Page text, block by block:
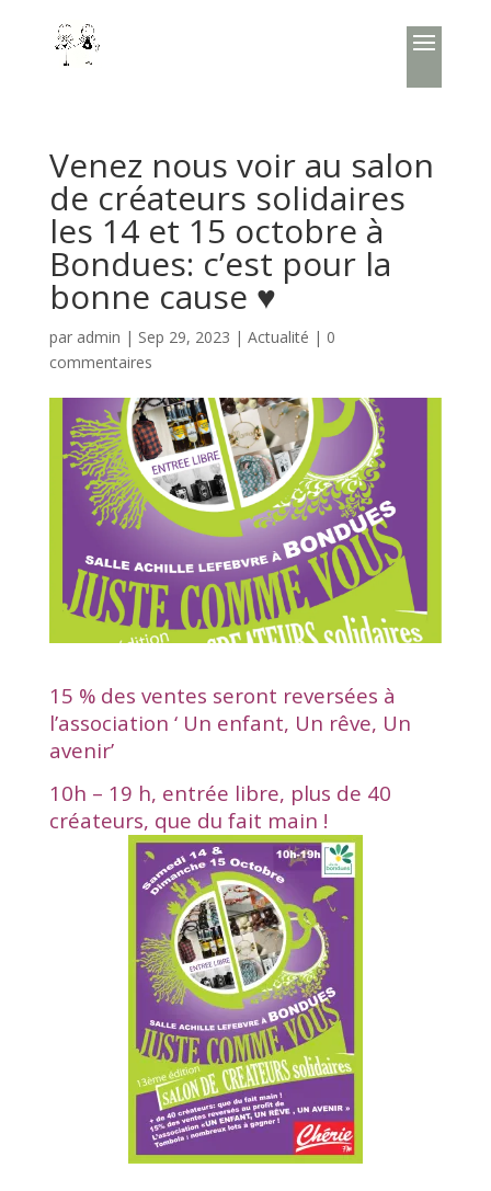
Venez nous voir au salon
de créateurs solidaires
les 14 et 15 octobre à
Bondues: c’est pour la
bonne cause ♥
par admin | Sep 29, 2023 | Actualité | 0
commentaires
15 % des ventes seront reversées à
l’association ‘ Un enfant, Un rêve, Un
avenir’
10h – 19 h, entrée libre, plus de 40
créateurs, que du fait main !